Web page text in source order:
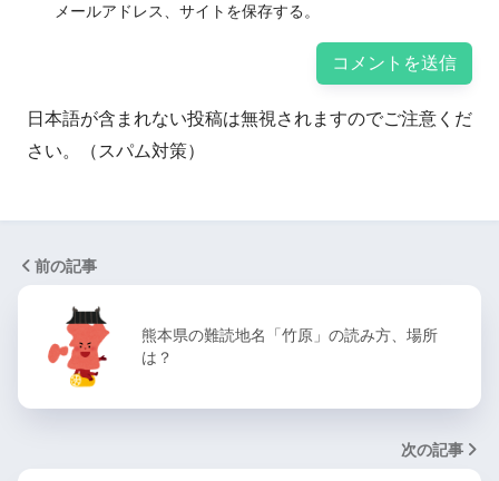
メールアドレス、サイトを保存する。
日本語が含まれない投稿は無視されますのでご注意くだ
さい。（スパム対策）
前の記事
熊本県の難読地名「竹原」の読み方、場所
は？
次の記事